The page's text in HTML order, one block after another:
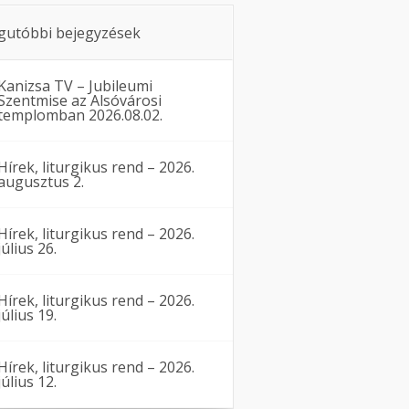
bejegyzések
TV – Jubileumi
az Alsóvárosi
2026.08.02.
liturgikus rend – 2026.
2.
liturgikus rend – 2026.
26.
liturgikus rend – 2026.
19.
liturgikus rend – 2026.
12.